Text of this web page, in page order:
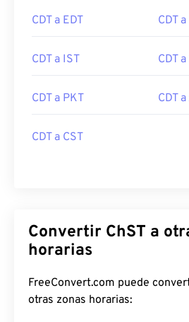
CDT a EDT CDT
CDT a IST CDT
CDT a PKT CDT
CDT a CST
Convertir ChST a
horarias
FreeConvert.com puede
otras zonas horarias: